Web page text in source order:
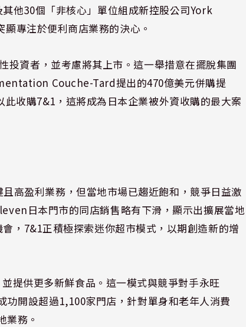
他30個「非核心」單位組成新控股公司York
專注於便利商店業務的決心。
資者，並考慮將其上市。這一舉措意在擺脫集團
Couche-Tard提出的470億美元併購提
收購7&1，這將成為日本企業被外資收購的最大案
高盈利業務，但當地市場已趨近飽和，競爭日益激
日本門市的同店銷售略有下滑，顯示出擴展當地
，7&1正積極探索迷你超市模式，以期創造新的增
提供更多新鮮食品。這一模式與競爭對手永旺
功開設超過1,100家門店，針對單身和老年人消費
業務。